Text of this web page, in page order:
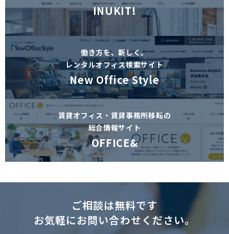
INUKIT!
働き方を、新しく。
レンタルオフィス検索サイト
New Office Style
賃貸オフィス・賃貸事務所移転の
総合情報サイト
OFFICE&
ご相談は無料です
お気軽にお問い合わせください。